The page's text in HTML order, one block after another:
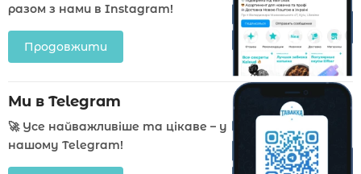
разом з нами в Instagram!
Продовжити
Ми в Telegram
🚀 Усе найважливіше та цікаве – у
нашому Telegram!